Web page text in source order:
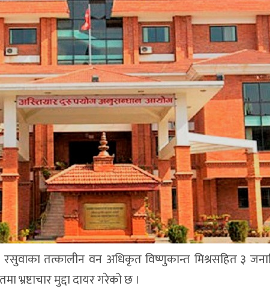
रसुवाका तत्कालीन वन अधिकृत विष्णुकान्त मिश्रसहित ३
मुद्दा दायर गरेको छ ।